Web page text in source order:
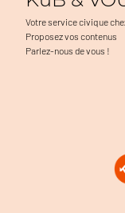
Votre service civique
Proposez vos contenus
Parlez-nous de vous !